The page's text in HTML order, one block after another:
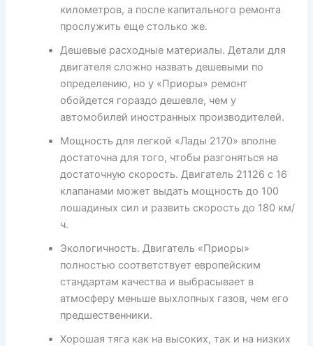
километров, а после капитального ремонта
прослужить еще столько же.
Дешевые расходные материалы. Детали для
двигателя сложно назвать дешевыми по
определению, но у «Приоры» ремонт
обойдется гораздо дешевле, чем у
автомобилей иностранных производителей.
Мощность для легкой «Лады 2170» вполне
достаточна для того, чтобы разгоняться на
достаточную скорость. Двигатель 21126 с 16
клапанами может выдать мощность до 100
лошадиных сил и развить скорость до 180 км/
ч.
Экологичность. Двигатель «Приоры»
полностью соответствует европейским
стандартам качества и выбрасывает в
атмосферу меньше выхлопных газов, чем его
предшественники.
Хорошая тяга как на высоких, так и на низких